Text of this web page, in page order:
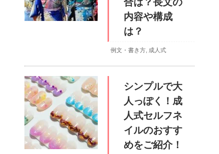
合は？長文の
内容や構成
は？
例文・書き方, 成人式
シンプルで大
人っぽく！成
人式セルフネ
イルのおすす
めをご紹介！